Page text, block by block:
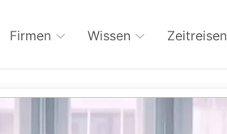
Firmen Wissen Zeitreisen